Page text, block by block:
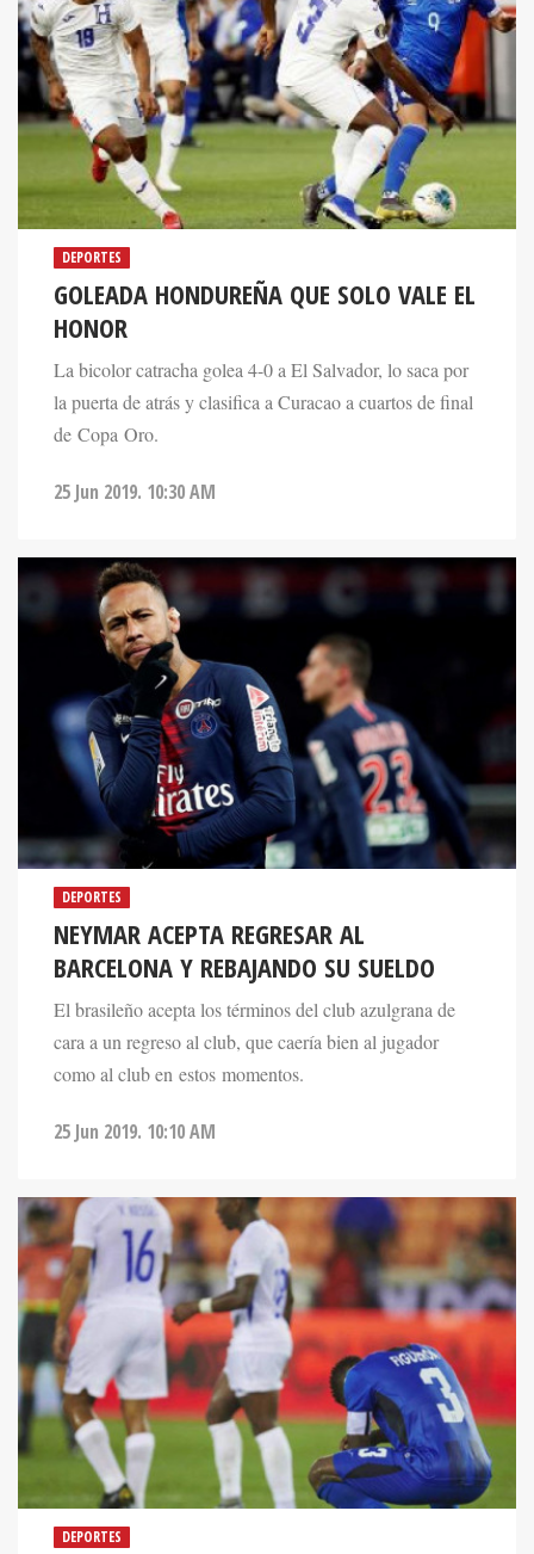
DEPORTES
GOLEADA HONDUREÑA QUE SOLO VALE EL
HONOR
La bicolor catracha golea 4-0 a El Salvador, lo saca por
la puerta de atrás y clasifica a Curacao a cuartos de final
de Copa Oro.
25 Jun 2019. 10:30 AM
DEPORTES
NEYMAR ACEPTA REGRESAR AL
BARCELONA Y REBAJANDO SU SUELDO
El brasileño acepta los términos del club azulgrana de
cara a un regreso al club, que caería bien al jugador
como al club en estos momentos.
25 Jun 2019. 10:10 AM
DEPORTES